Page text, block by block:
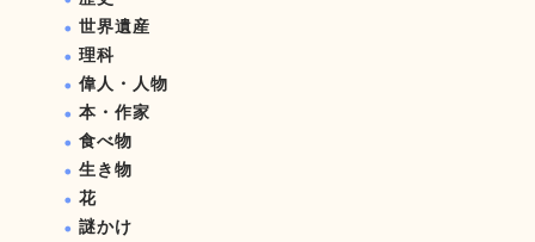
世界遺産
理科
偉人・人物
本・作家
食べ物
生き物
花
謎かけ